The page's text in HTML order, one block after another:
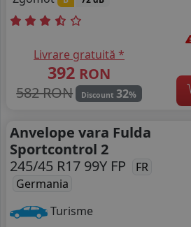
Livrare gratuită *
392 RON
582 RON
Discount 32%
Anvelope vara Fulda
Sportcontrol 2
245/45 R17 99Y FP
FR
Germania
Turisme